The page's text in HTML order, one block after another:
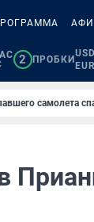
2 ПРОБКИ
самолета